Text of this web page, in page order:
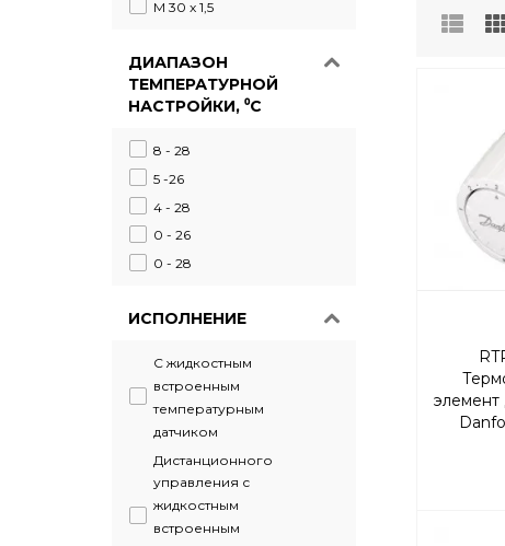
M 30 x 1,5
ДИАПАЗОН
ТЕМПЕРАТУРНОЙ
НАСТРОЙКИ, ⁰С
8 - 28
5 -26
4 - 28
0 - 26
0 - 28
ИСПОЛНЕНИЕ
С жидкостным
встроенным
температурным
датчиком
Дистанционного
управления с
жидкостным
встроенным
элемент